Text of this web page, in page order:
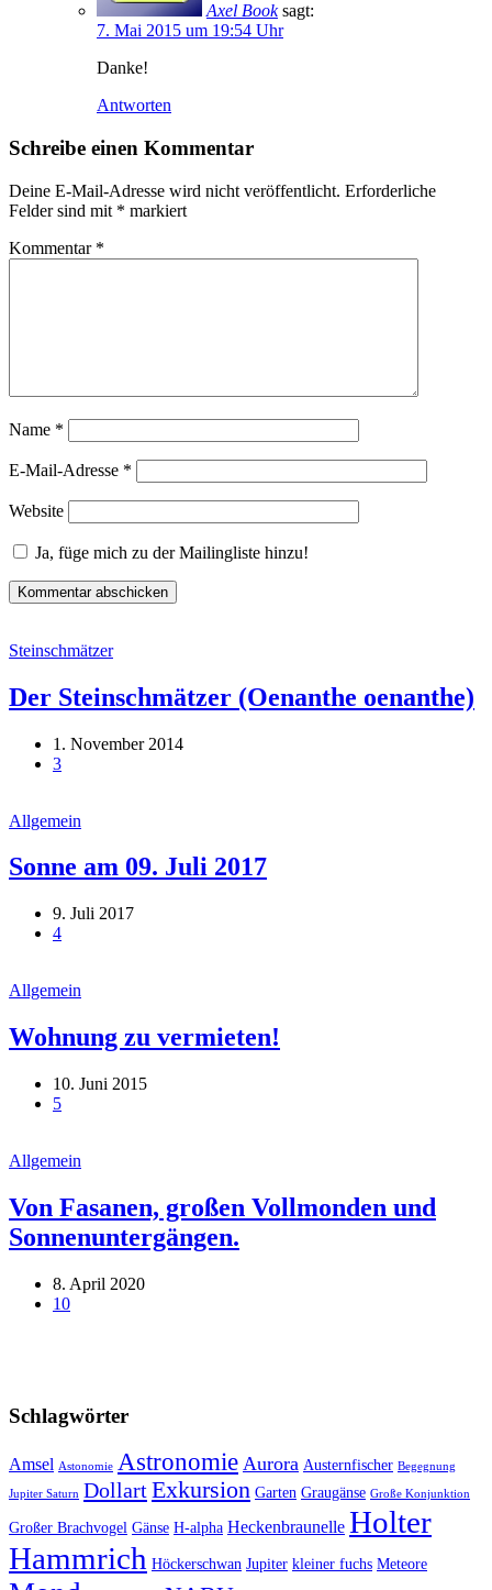
Axel Book sagt:
7. Mai 2015 um 19:54 Uhr
Danke!
Antworten
Schreibe einen Kommentar
Deine E-Mail-Adresse wird nicht veröffentlicht. Erforderliche
Felder sind mit * markiert
Kommentar *
Name *
E-Mail-Adresse *
Website
Ja, füge mich zu der Mailingliste hinzu!
Steinschmätzer
Der Steinschmätzer (Oenanthe oenanthe)
1. November 2014
3
Allgemein
Sonne am 09. Juli 2017
9. Juli 2017
4
Allgemein
Wohnung zu vermieten!
10. Juni 2015
5
Allgemein
Von Fasanen, großen Vollmonden und
Sonnenuntergängen.
8. April 2020
10
Schlagwörter
Amsel Astonomie Astronomie Aurora Austernfischer Begegnung
Jupiter Saturn DollartExkursion Garten Graugänse Große Konjunktion
Großer Brachvogel Gänse H-alpha Heckenbraunelle Holter
Hammrich Höckerschwan Jupiter kleiner fuchs Meteore